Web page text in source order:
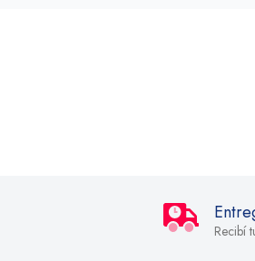
Recibí